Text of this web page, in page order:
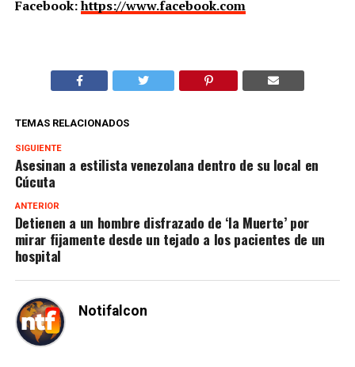
Facebook:https://www.facebook.com
TEMAS RELACIONADOS
SIGUIENTE
Asesinan a estilista venezolana dentro de su local en
Cúcuta
ANTERIOR
Detienen a un hombre disfrazado de ‘la Muerte’ por
mirar fijamente desde un tejado a los pacientes de un
hospital
Notifalcon